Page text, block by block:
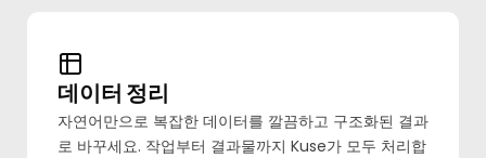
데이터 정리
자연어만으로 복잡한 데이터를 깔끔하고 구조화된 결과
로 바꾸세요. 작업부터 결과물까지 Kuse가 모두 처리합